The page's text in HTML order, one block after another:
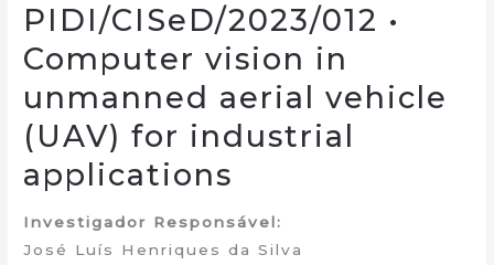
PIDI/CISeD/2023/012 •
Computer vision in
unmanned aerial vehicle
(UAV) for industrial
applications
Investigador Responsável:
José Luís Henriques da Silva